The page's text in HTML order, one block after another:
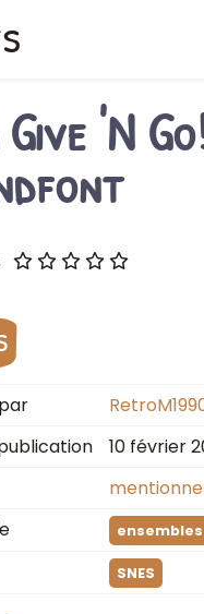
Give 'N
10 février
SNES